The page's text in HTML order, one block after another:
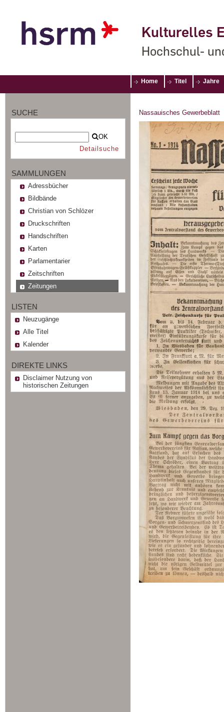
Kulturelles
Hochschul-
Home Titel Jahre
SUCHE
OK
Detailsuche
SAMMLUNGEN
Adressbücher
Bildbände
Christian von Schlözer
Druckschriften
Handschriften
Karten
Parlamentarier
Zeitschriften
Zeitungen
LISTEN
Neuzugänge
Alle Titel
Kalender
DIREKTE LINKS
Disclaimer Nutzung von
historischen Zeitungen
Nassauisches Gewerbeblatt